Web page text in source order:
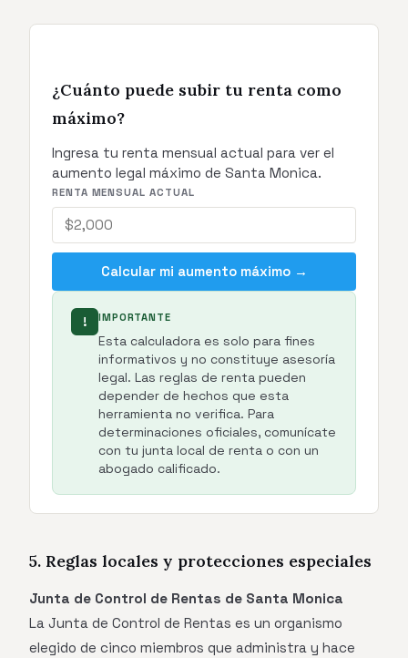
¿Cuánto puede subir tu renta como
máximo?
Ingresa tu renta mensual actual para ver el
aumento legal máximo de Santa Monica.
RENTA MENSUAL ACTUAL
Calcular mi aumento máximo →
! IMPORTANTE
Esta calculadora es solo para fines
informativos y no constituye asesoría
legal. Las reglas de renta pueden
depender de hechos que esta
herramienta no verifica. Para
determinaciones oficiales, comunícate
con tu junta local de renta o con un
abogado calificado.
5. Reglas locales y protecciones especiales
Junta de Control de Rentas de Santa Monica
La Junta de Control de Rentas es un organismo
elegido de cinco miembros que administra y hace